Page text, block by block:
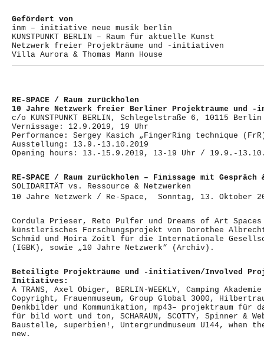
Gefördert von
inm – initiative neue musik berlin
KUNSTPUNKT BERLIN – Raum für aktuelle Kunst
Netzwerk freier Projekträume und -initiativen
Villa Aurora & Thomas Mann House
RE-SPACE / Raum zurückholen
10 Jahre Netzwerk freier Berliner Projekträume und
c/o KUNSTPUNKT BERLIN, Schlegelstraße 6, 10115 Berlin
Vernissage: 12.9.2019, 19 Uhr
Performance: Sergey Kasich „FingerRing technique
Ausstellung: 13.9.-13.10.2019
Opening hours: 13.-15.9.2019, 13-19 Uhr / 19.9.-
RE-SPACE / Raum zurückholen – Finissage mit Gespräch
SOLIDARITÄT vs. Ressource & Netzwerken
10 Jahre Netzwerk / Re-Space, Sonntag, 13. Oktober
Cordula Prieser, Reto Pulfer und Dreams of Art
künstlerisches Forschungsprojekt von Dorothee
Schmid und Moira Zoitl für die Internationale
(IGBK), sowie „10 Jahre Netzwerk“ (Archiv).
Beteiligte Projekträume und -initiativen/Involved
Initiatives:
A TRANS, Axel Obiger, BERLIN-WEEKLY, Camping
Copyright, Frauenmuseum, Group Global 3000,
Denkbilder und Kommunikation, mp43– projektraum für
für bild wort und ton, SCHARAUN, SCOTTY, Spinner &
Baustelle, superbien!, Untergrundmuseum U144, when
new.